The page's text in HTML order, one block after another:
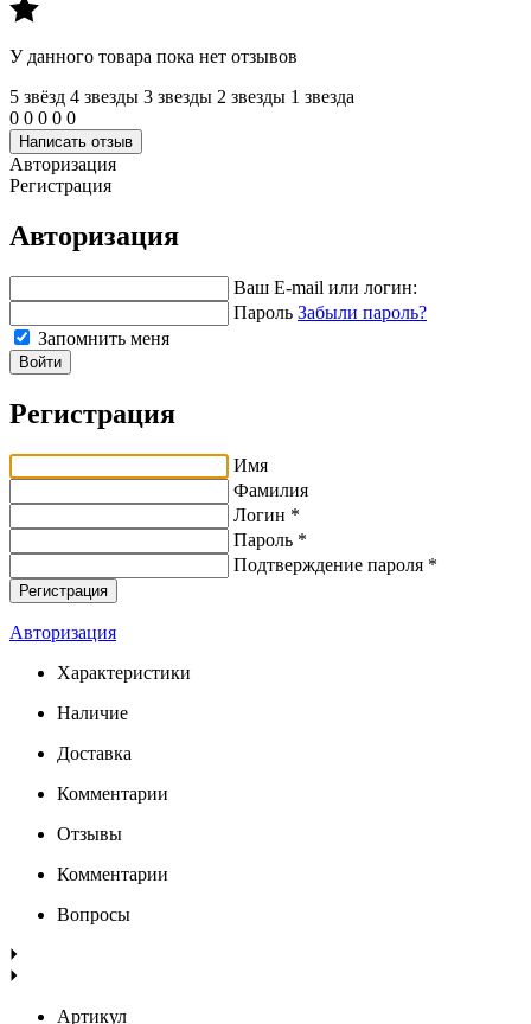
У данного товара пока нет отзывов
5 звёзд 4 звeзды 3 звeзды 2 звeзды 1 звeзда
0 0 0 0 0
Написать отзыв
Авторизация
Регистрация
Авторизация
Ваш E-mail или логин:
Пароль Забыли пароль?
Запомнить меня
Войти
Регистрация
Имя
Фамилия
Логин *
Пароль *
Подтверждение пароля *
Авторизация
Характеристики
Наличие
Доставка
Комментарии
Отзывы
Комментарии
Вопросы
Артикул